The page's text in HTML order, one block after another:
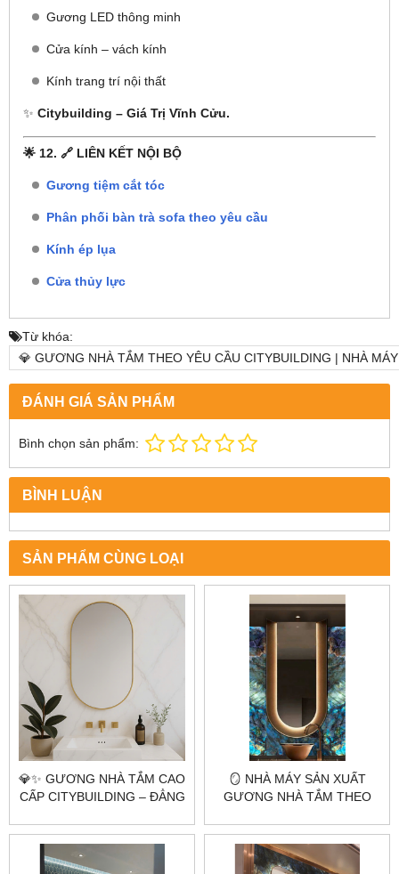
Gương LED thông minh
Cửa kính – vách kính
Kính trang trí nội thất
✨ Citybuilding – Giá Trị Vĩnh Cửu.
🌟 12. 🔗 LIÊN KẾT NỘI BỘ
Gương tiệm cắt tóc
Phân phối bàn trà sofa theo yêu cầu
Kính ép lụa
Cửa thủy lực
Từ khóa:
💎 GƯƠNG NHÀ TẮM THEO YÊU CẦU CITYBUILDING | NHÀ
ĐÁNH GIÁ SẢN PHẨM
Bình chọn sản phẩm:
BÌNH LUẬN
SẢN PHẨM CÙNG LOẠI
💎✨ GƯƠNG NHÀ TẮM CAO
CẤP CITYBUILDING – ĐẲNG
HOÀN HẢO ✨💎
🪞 NHÀ MÁY SẢN XUẤT
GƯƠNG NHÀ TẮM THEO
CHUYÊN GIA GƯƠNG CAO
CẤP HÀ NỘI & TP.HCM